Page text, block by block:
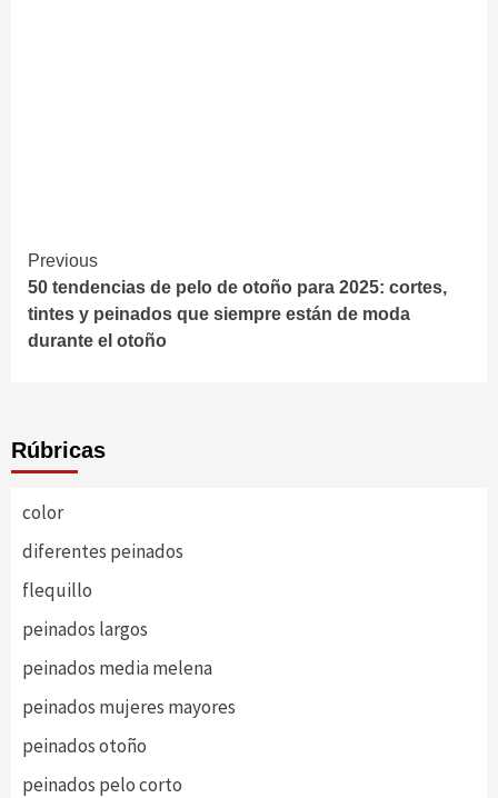
Continue
Reading
Previous
50 tendencias de pelo de otoño para 2025: cortes,
tintes y peinados que siempre están de moda
durante el otoño
Rúbricas
color
diferentes peinados
flequillo
peinados largos
peinados media melena
peinados mujeres mayores
peinados otoño
peinados pelo corto